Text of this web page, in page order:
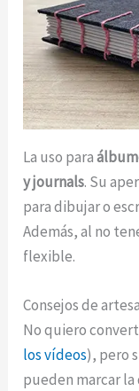
La uso para
y journals. Su
para dibujar o
Además, al no
flexible.
Consejos de
No quiero
los vídeos), pero
pueden marcar